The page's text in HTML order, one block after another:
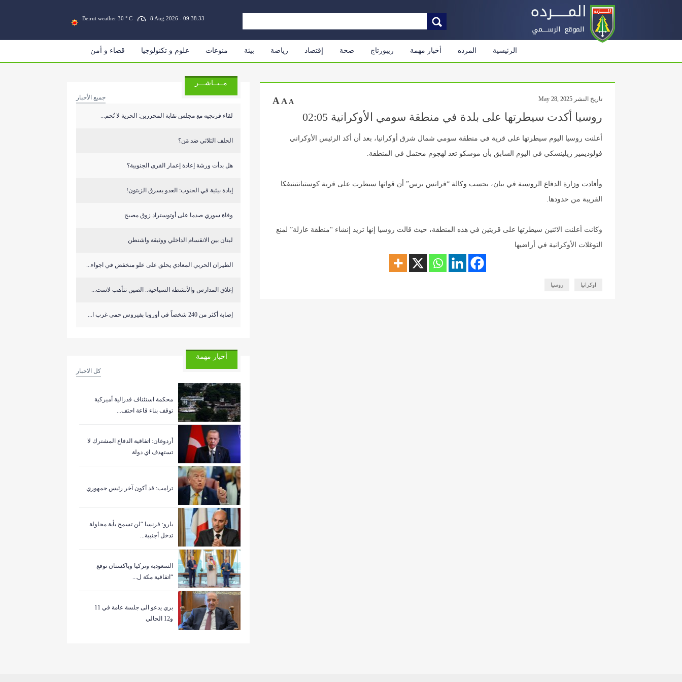
Beirut weather 30 ° C 8 Aug 2026 - 09:38:34
الرئيسية المرده أخبار مهمة ريبورتاج صحة إقتصاد رياضة بيئة منوعات علوم و تكنولوجيا قضاء و أمن
تاريخ النشر May 28, 2025 A A A
روسيا أكدت سيطرتها على بلدة في منطقة سومي الأوكرانية 02:05
أعلنت روسيا اليوم سيطرتها على قرية في منطقة سومي شمال شرق أوكرانيا، بعد أن أكد الرئيس الأوكراني
فولوديمير زيلينسكي في اليوم السابق بأن موسكو تعد لهجوم محتمل في المنطقة.
وأفادت وزارة الدفاع الروسية في بيان، بحسب وكالة “فرانس برس” أن قواتها سيطرت على قرية كوستيانتينيفكا
القريبة من حدودها.
وكانت أعلنت الاثنين سيطرتها على قريتين في هذه المنطقة، حيث قالت روسيا إنها تريد إنشاء “منطقة عازلة” لمنع
التوغلات الأوكرانية في أراضيها
اوكرانيا روسيا
مــبــاشـــر
جميع الأخبار
لقاء فرنجيه مع مجلس نقابة المحررين: الحرية لا تُحم...
الحلف الثلاثي ضد مَن؟
هل بدأت ورشة إعادة إعمار القرى الجنوبية؟
إبادة بيئية في الجنوب: العدو يسرق الزيتون!
وفاة سوري صدما على أوتوستراد زوق مصبح
لبنان بين الانقسام الداخلي ووثيقة واشنطن
الطيران الحربي المعادي يحلق على علو منخفض في اجواء...
إغلاق المدارس والأنشطة السياحية.. الصين تتأهب لاست...
إصابة أكثر من 240 شخصاً في أوروبا بفيروس حمى غرب ا...
أخبار مهمة
كل الاخبار
‏محكمة استئناف فدرالية أميركية
توقف بناء قاعة احتف...
أردوغان: اتفاقية الدفاع المشترك لا
تستهدف اي دولة
ترامب: قد أكون آخر رئيس جمهوري
بارو: فرنسا “لن تسمح بأية محاولة
تدخل أجنبية...
السعودية وتركيا وباكستان توقع
“اتفاقية مكة ل...
بري يدعو الى جلسة عامة في 11
و12 الحالي